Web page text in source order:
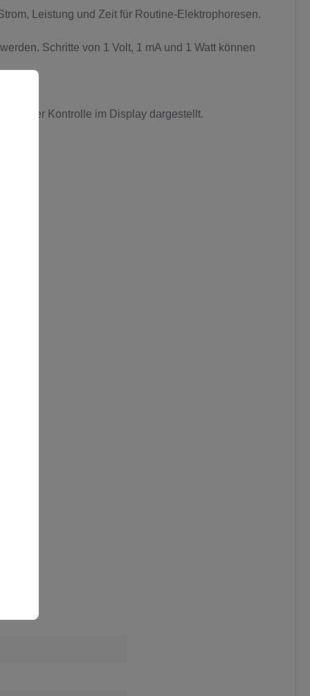
Leistung und Zeit für Routine-Elektrophoresen.
Schritte von 1 Volt, 1 mA und 1 Watt können
Kontrolle im Display dargestellt.